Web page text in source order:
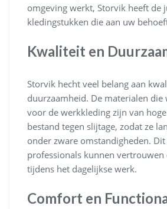
omgeving werkt, Storvik heeft de
kledingstukken die aan uw
Kwaliteit en
Storvik hecht veel belang aan
duurzaamheid. De materialen
voor de werkkleding zijn van
bestand tegen slijtage, zodat ze
onder zware omstandigheden.
professionals kunnen
tijdens het dagelijkse werk.
Comfort en